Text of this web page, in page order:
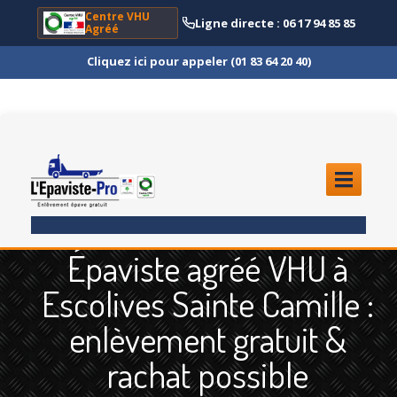
Centre VHU
Agréé
Ligne directe : 06 17 94 85 85
Cliquez ici pour appeler (01 83 64 20 40)
ENLÈVEMENTÉPAVE
Quoi?
Scooteret Moto
Camion et Poids Lourd
Épaviste agréé VHU à
Escolives Sainte Camille :
enlèvement gratuit &
rachat possible